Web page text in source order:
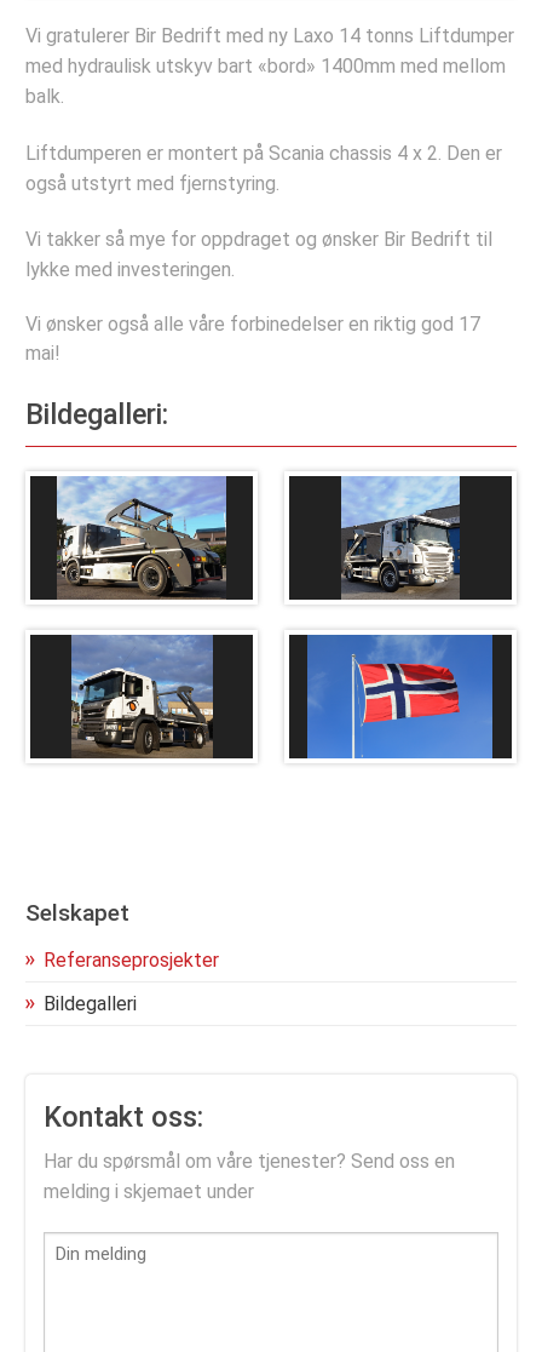
Komponenter
Verkstedet
Bestill verkstedtime
Bestill årskontroll
Selskapet
Referanseprosjekter
Bildegalleri
Vi gratulerer Bir Bedrift med ny Laxo 14 tonns Liftdumper
med hydraulisk utskyv bart «bord» 1400mm med mellom
balk.
Liftdumperen er montert på Scania chassis 4 x 2. Den er
også utstyrt med fjernstyring.
Vi takker så mye for oppdraget og ønsker Bir Bedrift til
lykke med investeringen.
Vi ønsker også alle våre forbinedelser en riktig god 17
mai!
Bildegalleri:
Selskapet
Referanseprosjekter
Bildegalleri
Kontakt oss:
Har du spørsmål om våre tjenester? Send oss en
melding i skjemaet under